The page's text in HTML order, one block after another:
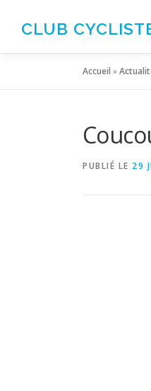
CLUB
Accueil »
PUBLIÉ LE 29